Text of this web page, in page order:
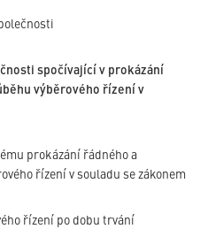
spočívající v prokázání
výběrového řízení v
prokázání řádného a
řízení v souladu se zákonem
řízení po dobu trvání